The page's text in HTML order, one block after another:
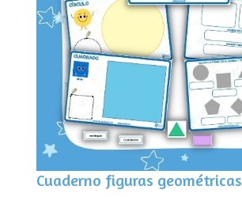
Cuaderno figuras geométricas